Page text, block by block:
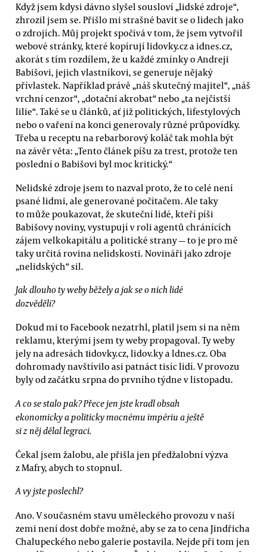
Když jsem kdysi dávno slyšel sousloví „lidské zdroje“,
zhrozil jsem se. Přišlo mi strašné bavit se o lidech jako
o zdrojích. Můj projekt spočívá v tom, že jsem vytvořil
webové stránky, které kopírují lidovky.cz a idnes.cz,
akorát s tím rozdílem, že u každé zmínky o Andreji
Babišovi, jejich vlastníkovi, se generuje nějaký
přívlastek. Například právě „náš skutečný majitel“, „náš
vrchní cenzor“, „dotační akrobat“ nebo „ta nejčistší
lilie“. Také se u článků, ať již politických, lifestylových
nebo o vaření na konci generovaly různé průpovídky.
Třeba u receptu na rebarborový koláč tak mohla být
na závěr věta: „Tento článek píšu za trest, protože ten
poslední o Babišovi byl moc kritický.“
Nelidské zdroje jsem to nazval proto, že to celé není
psané lidmi, ale generované počítačem. Ale taky
to může poukazovat, že skuteční lidé, kteří píši
Babišovy noviny, vystupují v roli agentů chránících
zájem velkokapitálu a politické strany — to je pro mě
taky určitá rovina nelidskosti. Novináři jako zdroje
„nelidských“ sil.
Jak dlouho ty weby běžely a jak se o nich lidé
dozvěděli?
Dokud mi to Facebook nezatrhl, platil jsem si na něm
reklamu, kterými jsem ty weby propagoval. Ty weby
jely na adresách 1idovky.cz, lidov.ky a ldnes.cz. Oba
dohromady navštívilo asi patnáct tisíc lidí. V provozu
byly od začátku srpna do prvního týdne v listopadu.
A co se stalo pak? Přece jen jste kradl obsah
ekonomicky a politicky mocnému impériu a ještě
si z něj dělal legraci.
Čekal jsem žalobu, ale přišla jen předžalobní výzva
z Mafry, abych to stopnul.
A vy jste poslechl?
Ano. V současném stavu uměleckého provozu v naší
zemi není dost dobře možné, aby se za to cena Jindřicha
Chalupeckého nebo galerie postavila. Nejde při tom jen